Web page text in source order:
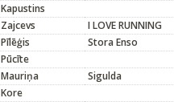
Kapustins
Zajcevs
I LOVE RUNNING
Pīlēģis
Stora Enso
Pūcīte
Mauriņa
Sigulda
Kore